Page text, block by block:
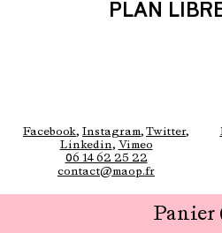
PLAN
Panier
Facebook, Instagram, Twitter,
Linkedin, Vimeo
06 14 62 25 22
contact@maop.fr